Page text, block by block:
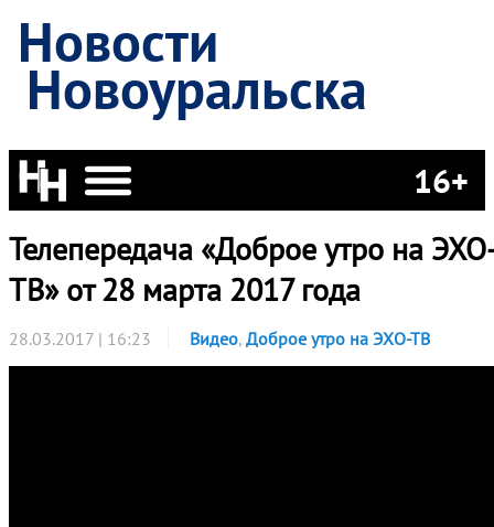
Новости
Новоуральска
16+
Телепередача «Доброе утро на
ТВ» от 28 марта 2017 года
28.03.2017 | 16:23 Видео, Доброе утро на ЭХО-ТВ